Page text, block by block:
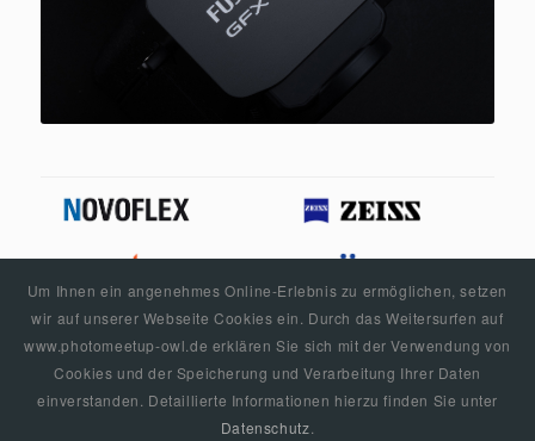
Um Ihnen ein angenehmes Online-Erlebnis zu ermöglichen, setzen
wir auf unserer Webseite Cookies ein. Durch das Weitersurfen auf
www.photomeetup-owl.de erklären Sie sich mit der Verwendung von
Cookies und der Speicherung und Verarbeitung Ihrer Daten
einverstanden. Detaillierte Informationen hierzu finden Sie unter
Datenschutz